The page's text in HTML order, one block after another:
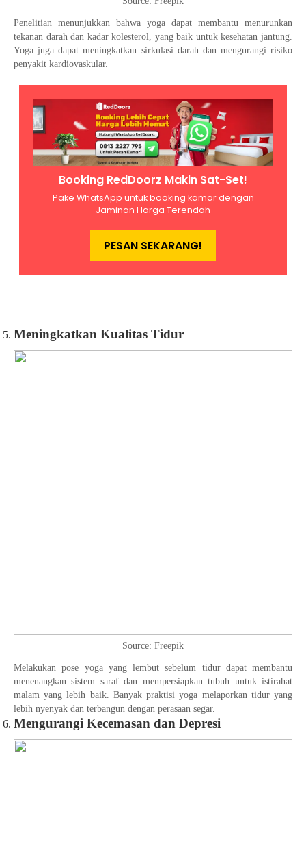
Penelitian menunjukkan bahwa yoga dapat membantu menurunkan
tekanan darah dan kadar kolesterol, yang baik untuk kesehatan jantung.
Yoga juga dapat meningkatkan sirkulasi darah dan mengurangi risiko
penyakit kardiovaskular.
Meningkatkan Kualitas Tidur
Source: Freepik
Melakukan pose yoga yang lembut sebelum tidur dapat membantu
menenangkan sistem saraf dan mempersiapkan tubuh untuk istirahat
malam yang lebih baik. Banyak praktisi yoga melaporkan tidur yang
lebih nyenyak dan terbangun dengan perasaan segar.
Mengurangi Kecemasan dan Depresi